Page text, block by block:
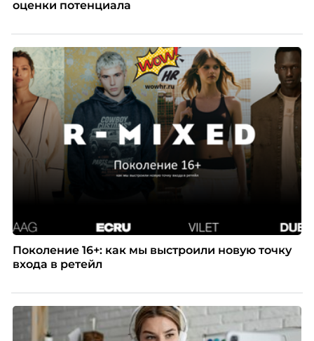
оценки потенциала
Поколение 16+: как мы выстроили новую точку
входа в ретейл